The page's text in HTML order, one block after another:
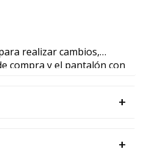
realizar cambios,
compra y el pantalón con
de nuestras tiendas.
+
+